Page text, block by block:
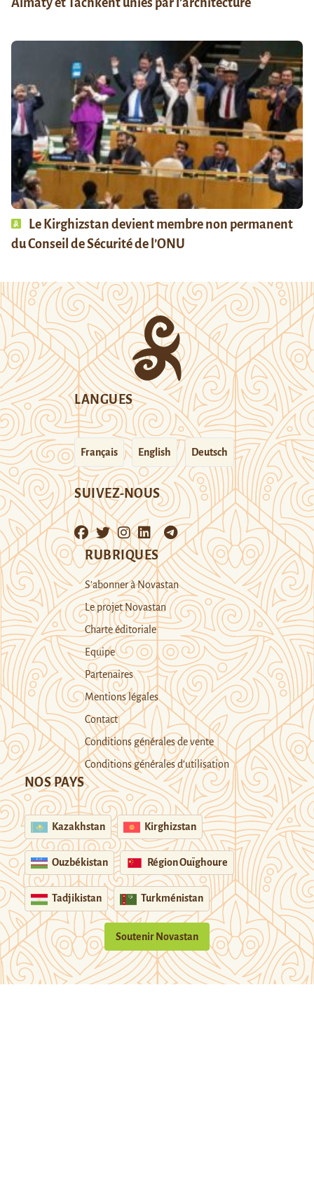
Le Kirghizstan devient membre non permanent
du Conseil de Sécurité de l’ONU
LANGUES
Français English Deutsch
SUIVEZ-NOUS
RUBRIQUES
S’abonner à Novastan
Le projet Novastan
Charte éditoriale
Equipe
Partenaires
Mentions légales
Contact
Conditions générales de vente
Conditions générales d’utilisation
NOS PAYS
Kazakhstan Kirghizstan
Ouzbékistan Région Ouïghoure
Tadjikistan Turkménistan
Soutenir Novastan